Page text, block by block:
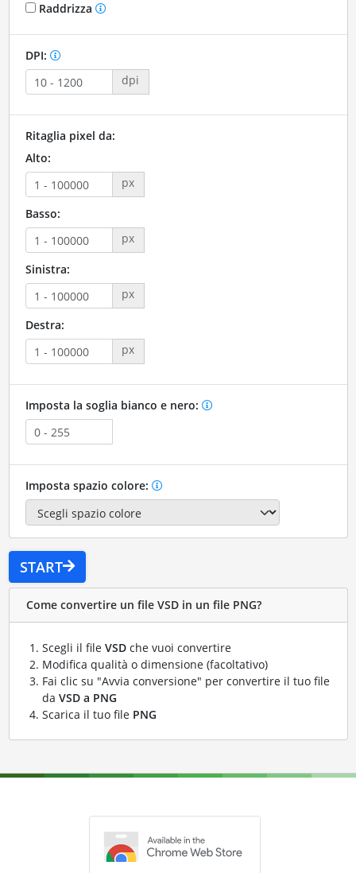
Raddrizza
DPI:
dpi
Ritaglia pixel da:
Alto:
px
Basso:
px
Sinistra:
px
Destra:
px
Imposta la soglia bianco e nero:
Imposta spazio colore:
START
Come convertire un file VSD in un file PNG?
Scegli il file VSDche vuoi convertire
Modifica qualità o dimensione (facoltativo)
Fai clic su "Avvia conversione" per convertire il tuo file
da VSD a PNG
Scarica il tuo file PNG